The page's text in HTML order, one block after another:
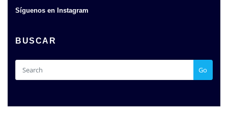
Síguenos en Instagram
BUSCAR
Go